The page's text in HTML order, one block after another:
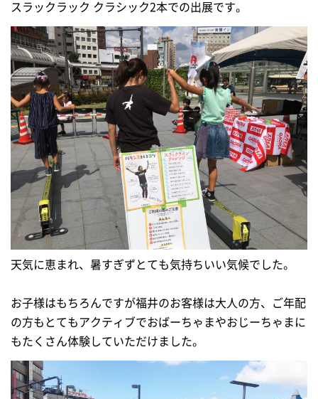
スラックラック クラシック2本での出展です。
天気に恵まれ、暑すぎずとても気持ちいい気候でした。
お子様はもちろんですが福井のお客様は大人の方、ご年配
の方もとてもアクティブでおばーちゃまやおじーちゃまに
もたくさん体験していただけました。